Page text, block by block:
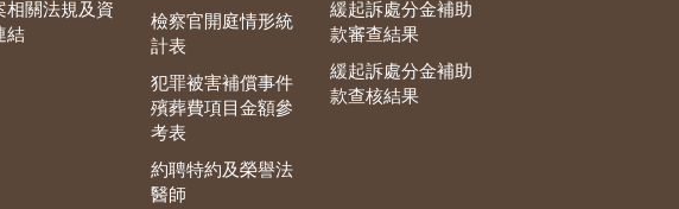
相關法規及資
結
檢察官開庭情形統
計表
犯罪被害補償事件
殯葬費項目金額參
考表
約聘特約及榮譽法
醫師
緩起訴處分金補助
款審查結果
緩起訴處分金補助
款查核結果